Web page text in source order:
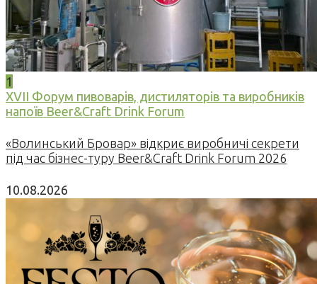
1
XVII Форум пивоварів, дистиляторів та виробників
напоїв Beer&Craft Drink Forum
«Волинський Бровар» відкриє виробничі секрети
під час бізнес-туру Beer&Craft Drink Forum 2026
10.08.2026